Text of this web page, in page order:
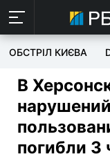
ОБСТРІЛ КИЄВА
В
погибли 3